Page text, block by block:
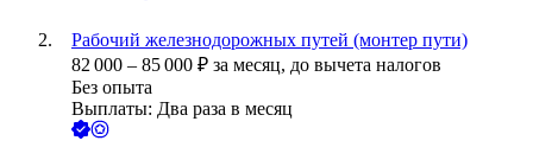
Рабочий железнодорожных путей (монтер пути)
82 000 – 85 000 ₽ за месяц, до вычета налогов
Без опыта
Выплаты: Два раза в месяц